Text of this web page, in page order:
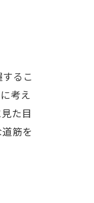
るこ
考え
た目
筋を